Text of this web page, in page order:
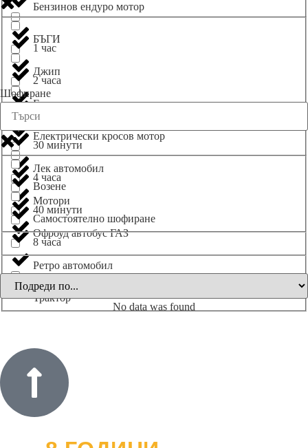
Бензинов ендуро мотор
БЪГИ
Джип
Електрически велосипед
Електрически кросов мотор
Лек автомобил
Мотори
Офроуд автобус ГАЗ
Ретро автомобил
Трактор
1 час
2 часа
3 часа
30 минути
4 часа
40 минути
8 часа
Шофиране
Возене
Самостоятелно шофиране
No data was found